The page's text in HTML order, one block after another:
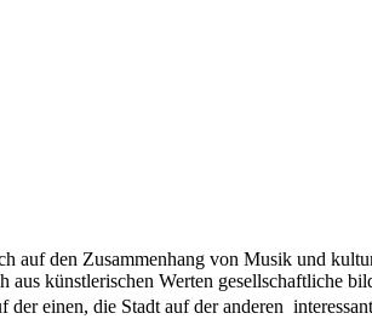
den Zusammenhang von Musik und
künstlerischen Werten gesellschaftliche
einen, die Stadt auf der anderen 